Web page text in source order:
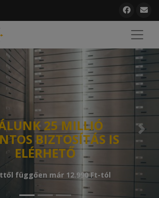
25 MILLIÓ
BIZTOSÍTÁS IS
ELÉRHETŐ
függően már 12.990 Ft-tól
Next